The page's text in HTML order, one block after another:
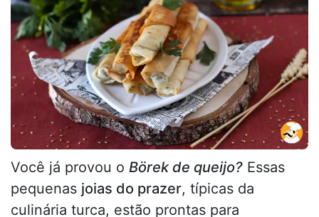
Você já provou o Börek de queijo? Essas
pequenas joias do prazer, típicas da
culinária turca, estão prontas para